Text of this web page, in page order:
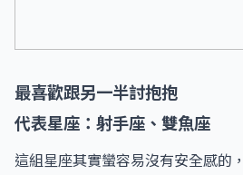
最喜歡跟另一半討抱抱
代表星座：射手座、雙魚座
這組星座其實蠻容易沒有安全感的，